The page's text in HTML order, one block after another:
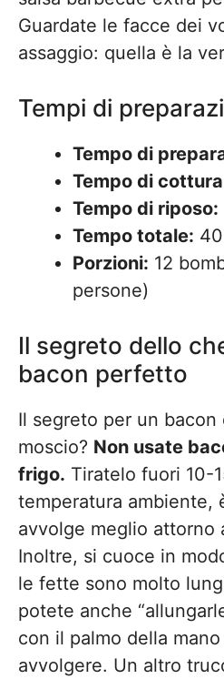
Guardate le facce dei
assaggio: quella è la
Tempi di
Tempo di
Tempo di
Tempo di riposo:
Tempo totale:
Porzioni: 12
persone)
Il segreto dello
bacon perfetto
Il segreto per un
moscio? Non usate
frigo. Tiratelo fuori 10-
temperatura ambiente,
avvolge meglio attorno
Inoltre, si cuoce in
le fette sono molto
potete anche
con il palmo della
avvolgere. Un altro